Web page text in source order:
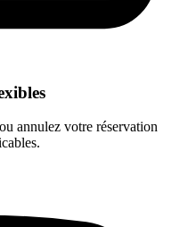
annulez votre réservation